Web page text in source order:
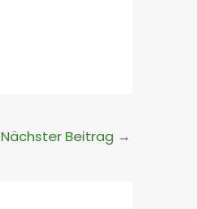
Nächster Beitrag →